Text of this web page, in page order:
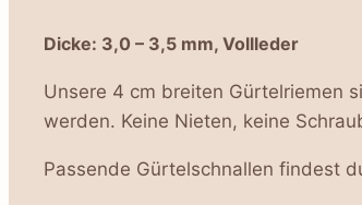
Dicke: 3,0 – 3,5 mm, Vollleder
Unsere 4 cm breiten Gürtelriemen
werden. Keine Nieten, keine
Passende Gürtelschnallen findest